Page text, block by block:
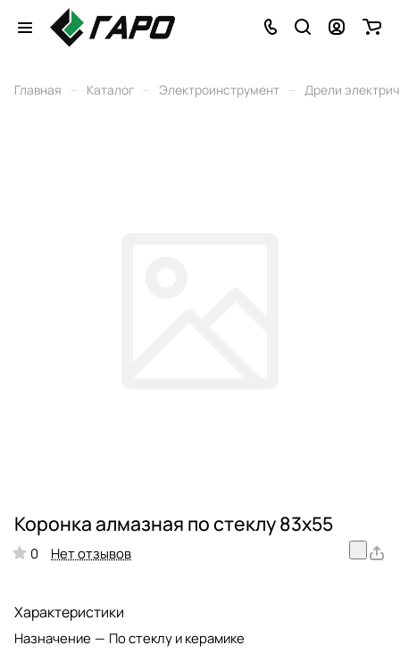
Главная – Каталог – Электроинструмент – Дрели
Коронка алмазная по стеклу 83х55
0 Нет отзывов
Характеристики
Назначение — По стеклу и керамике